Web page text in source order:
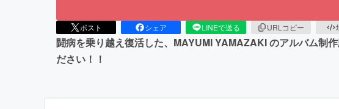
ポスト シェア LINEで送る URLコピー
闘病を乗り越え復活した、MAYUMI YAMAZAKI のアルバム制
ださい！！